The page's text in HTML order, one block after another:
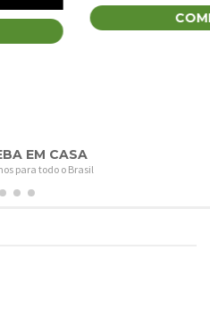
EM CASA
para todo o Brasil